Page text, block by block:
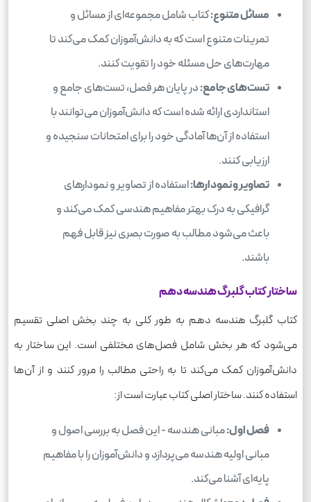
مسائل متنوع:کتاب شامل مجموعه‌ای از مسائل و
تمرینات متنوع است که به دانش‌آموزان کمک می‌کند تا
مهارت‌های حل مسئله خود را تقویت کنند.
تست‌های جامع:در پایان هر فصل، تست‌های جامع و
استانداردی ارائه شده است که دانش‌آموزان می‌توانند با
استفاده از آن‌ها آمادگی خود را برای امتحانات سنجیده و
ارزیابی کنند.
تصاویر و نمودارها:استفاده از تصاویر و نمودارهای
گرافیکی به درک بهتر مفاهیم هندسی کمک می‌کند و
باعث می‌شود مطالب به صورت بصری نیز قابل فهم
باشند.
ساختار کتاب گلبرگ هندسه دهم
کتاب گلبرگ هندسه دهم به طور کلی به چند بخش اصلی تقسیم
می‌شود که هر بخش شامل فصل‌های مختلفی است. این ساختار به
دانش‌آموزان کمک می‌کند تا به راحتی مطالب را مرور کنند و از آن‌ها
استفاده کنند. ساختار اصلی کتاب عبارت است از:
فصل اول:مبانی هندسه - این فصل به بررسی اصول و
مبانی اولیه هندسه می‌پردازد و دانش‌آموزان را با مفاهیم
پایه‌ای آشنا می‌کند.